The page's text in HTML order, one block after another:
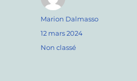
Auteur
Marion Dalmasso
Publié
le
12 mars 2024
Catégories
Non classé